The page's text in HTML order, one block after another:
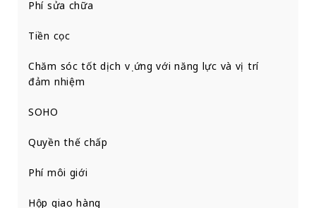
Phí sửa chữa
Tiền cọc
Chăm sóc tốt dịch vụ ứng với năng lực và vị trí
đảm nhiệm
SOHO
Quyền thế chấp
Phí môi giới
Hộp giao hàng